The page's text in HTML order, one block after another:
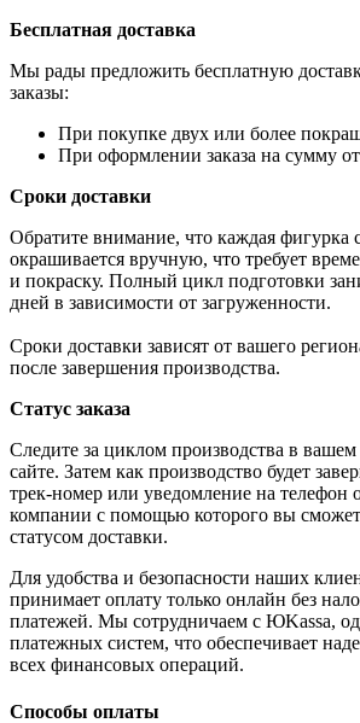
Бесплатная доставка
Мы рады предложить бесплатную
заказы:
При покупке двух или более
При оформлении заказа на сумму
Сроки доставки
Обратите внимание, что каждая фигурка
окрашивается вручную, что требует
и покраску. Полный цикл подготовки
дней в зависимости от загруженности.
Сроки доставки зависят от вашего
после завершения производства.
Статус заказа
Следите за циклом производства в вашем
сайте. Затем как производство будет
трек-номер или уведомление на телефон
компании с помощью которого вы
статусом доставки.
Для удобства и безопасности наших
принимает оплату только онлайн без
платежей. Мы сотрудничаем с ЮKassa,
платежных систем, что обеспечивает
всех финансовых операций.
Способы оплаты